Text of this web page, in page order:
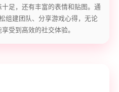
足，还有丰富的表情和贴图。通
组建团队、分享游戏心得，无论
受到高效的社交体验。